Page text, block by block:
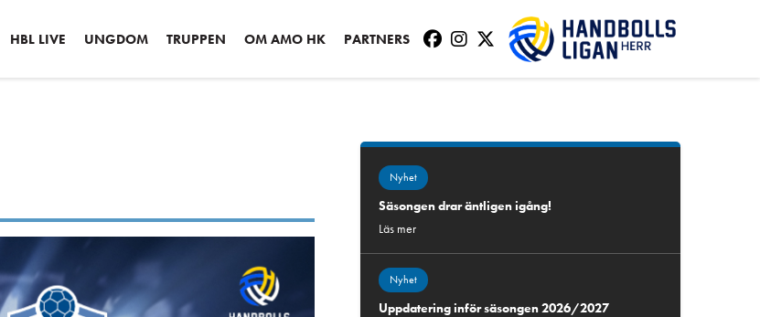
HBL LIVE UNGDOM TRUPPEN OM AMO HK PARTNERS
Nyhet
Säsongen drar äntligen igång!
Läs mer
Nyhet
Uppdatering inför säsongen 2026/2027